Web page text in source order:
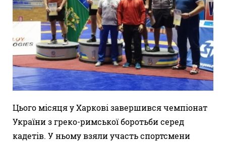
Цього місяця у Харкові завершився чемпіонат
України з греко-римської боротьби серед
кадетів. У ньому взяли участь спортсмени